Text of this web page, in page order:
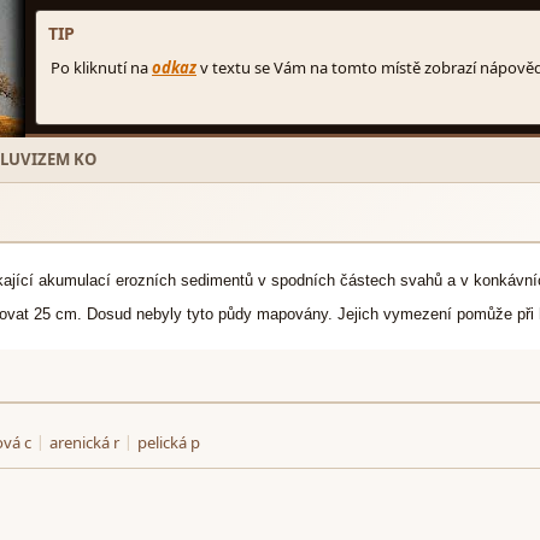
KO
akumulací erozních sedimentů v spodních částech svahů a v
25 cm. Dosud nebyly tyto půdy mapovány. Jejich vymezení pomůže